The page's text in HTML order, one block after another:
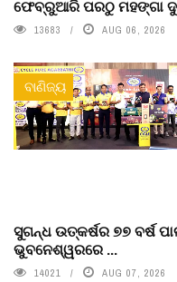
ଫେବ୍ରୁଆରି ପରଠୁ ମହଙ୍ଗା
13683 AUG 06, 2026
ବାଣିଜ୍ୟ
ସୁଗନ୍ଧ ଉତ୍କର୍ଷର ୭୭ ବର୍ଷ
ଭୁବନେଶ୍ୱରରେ ...
14021 AUG 07, 2026